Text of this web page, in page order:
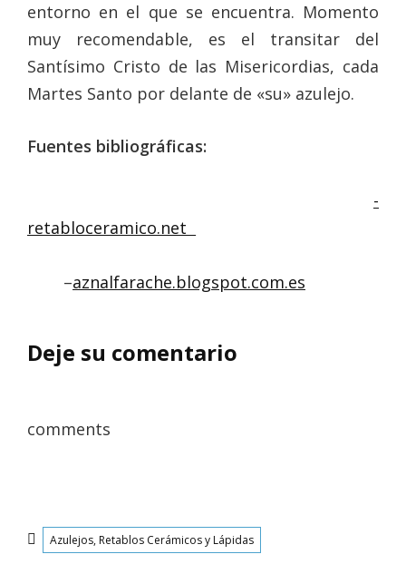
entorno en el que se encuentra. Momento
muy recomendable, es el transitar del
Santísimo Cristo de las Misericordias, cada
Martes Santo por delante de «su» azulejo.
Fuentes bibliográficas:
-
retabloceramico.net
–aznalfarache.blogspot.com.es
Deje su comentario
comments
Categorías
Azulejos, Retablos Cerámicos y Lápidas